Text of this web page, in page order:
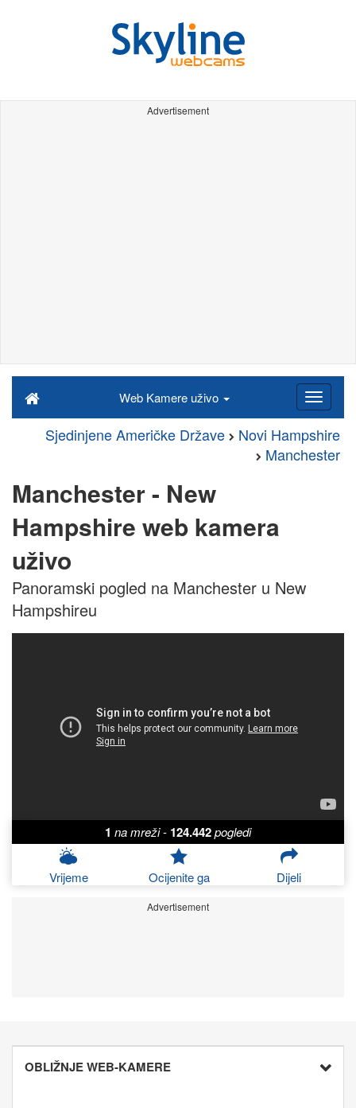
Advertisement
Web Kamere uživo
Sjedinjene Američke Države
Novi Hampshire
Manchester
Manchester - New
Hampshire web kamera
uživo
Panoramski pogled na Manchester u New
Hampshireu
1 na mreži- 124.442pogledi
Vrijeme Ocijenite ga Dijeli
Advertisement
OBLIŽNJE WEB-KAMERE